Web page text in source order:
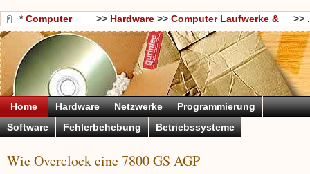
*Computer
Wissen
>> Hardware >>Computer Laufwerke &
Storage
>> .
Home Hardware Netzwerke
Programmierung
Software
Fehlerbehebung Betriebssysteme
Wie Overclock eine 7800 GS AGP